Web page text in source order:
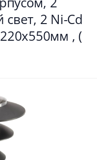
2 Ni-Cd
, (